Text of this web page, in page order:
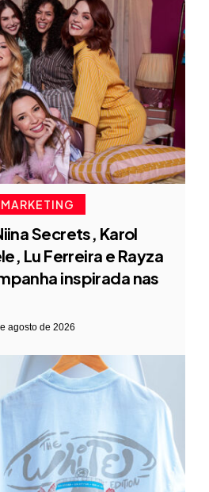
Secrets, Karol
Lu Ferreira e Rayza
inspirada nas
agosto de 2026